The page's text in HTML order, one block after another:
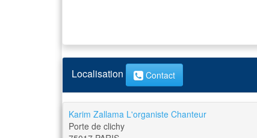
Localisation Contact
Karim Zallama L'organiste Chanteur
Porte de clichy